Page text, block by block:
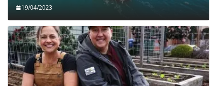
19/04/2023